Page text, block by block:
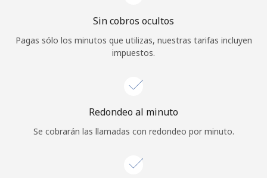
Iniciar Sesión
Continuar con
Sin cobros ocultos
Pagas sólo los minutos que utilizas, nuestras tarifas incluyen
impuestos.
Redondeo al minuto
Se cobrarán las llamadas con redondeo por minuto.